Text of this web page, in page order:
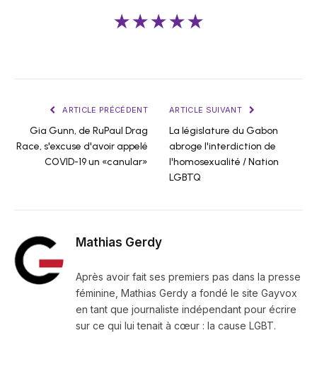
★★★★★
ARTICLE PRÉCÉDENT
Gia Gunn, de RuPaul Drag
Race, s'excuse d'avoir appelé
COVID-19 un «canular»
ARTICLE SUIVANT
La législature du Gabon
abroge l'interdiction de
l'homosexualité / Nation
LGBTQ
Mathias Gerdy
Après avoir fait ses premiers pas dans la presse
féminine, Mathias Gerdy a fondé le site Gayvox
en tant que journaliste indépendant pour écrire
sur ce qui lui tenait à cœur : la cause LGBT.